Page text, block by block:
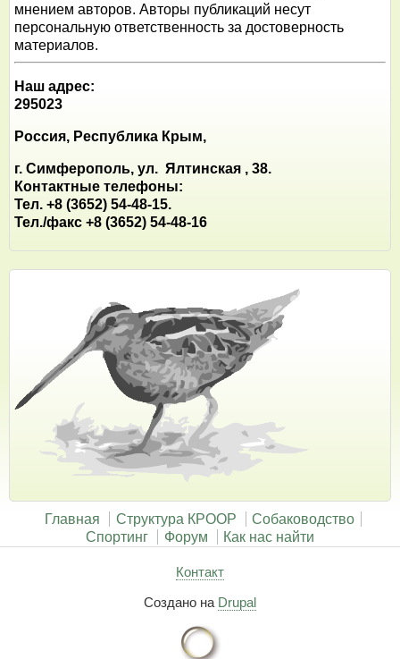
мнением авторов. Авторы публикаций несут
персональную ответственность за достоверность
материалов.
Наш адрес:
295023
Россия, Республика Крым,
г. Симферополь, ул. Ялтинская , 38.
Контактные телефоны:
Тел. +8 (3652) 54-48-15.
Тел./факс +8 (3652) 54-48-16
Главная Структура КРООР
Собаководство
Спортинг
Форум Как нас найти
Контакт
Создано на Drupal